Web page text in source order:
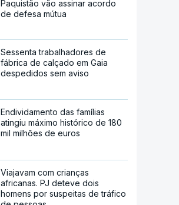
Paquistão vão assinar acordo
de defesa mútua
Sessenta trabalhadores de
fábrica de calçado em Gaia
despedidos sem aviso
Endividamento das famílias
atingiu máximo histórico de 180
mil milhões de euros
Viajavam com crianças
africanas. PJ deteve dois
homens por suspeitas de tráfico